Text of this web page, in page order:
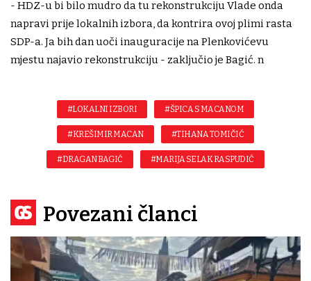
- HDZ-u bi bilo mudro da tu rekonstrukciju Vlade onda
napravi prije lokalnih izbora, da kontrira ovoj plimi rasta
SDP-a. Ja bih dan uoči inauguracije na Plenkovićevu
mjestu najavio rekonstrukciju - zaključio je Bagić. n
#LOKALNI IZBORI #ŠPICA S MACANOM
#KREŠIMIR MACAN #TIHANA TOMIČIĆ
#DRAGAN BAGIĆ #MARIJA SELAK RASPUDIĆ
Povezani članci